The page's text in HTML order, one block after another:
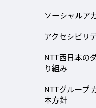
ソーシャルア
アクセシビリ
NTT西日本の
り組み
NTTグループ
本方針